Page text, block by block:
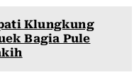
Klungkung
Bagia Pule